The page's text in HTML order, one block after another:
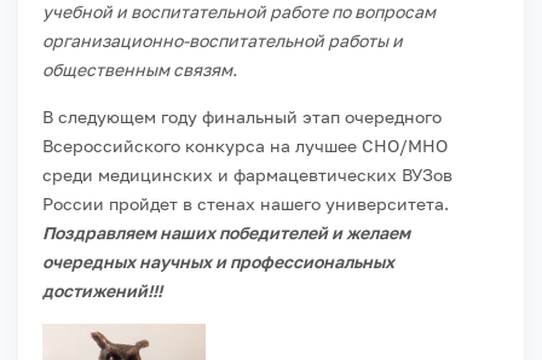
учебной и воспитательной работе по вопросам
организационно-воспитательной работы и
общественным связям.
В следующем году финальный этап очередного
Всероссийского конкурса на лучшее СНО/МНО
среди медицинских и фармацевтических ВУЗов
России пройдет в стенах нашего университета.
Поздравляем наших победителей и желаем
очередных научных и профессиональных
достижений!!!